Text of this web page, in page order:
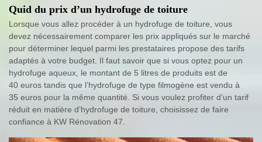
Quid du prix d’un hydrofuge de toiture
Lorsque vous allez procéder à un hydrofuge de toiture, vous
devez nécessairement comparer les prix appliqués sur le marché
pour déterminer lequel parmi les prestataires propose des tarifs
adaptés à votre budget. Il faut savoir que si vous optez pour un
hydrofuge aqueux, le montant de 5 litres de produits est de
40 euros tandis que l’hydrofuge de type filmogène est vendu à
35 euros pour la même quantité. Si vous voulez profiter d’un tarif
réduit en matière d’hydrofuge de toiture, choisissez de faire
confiance à KW Rénovation 47.